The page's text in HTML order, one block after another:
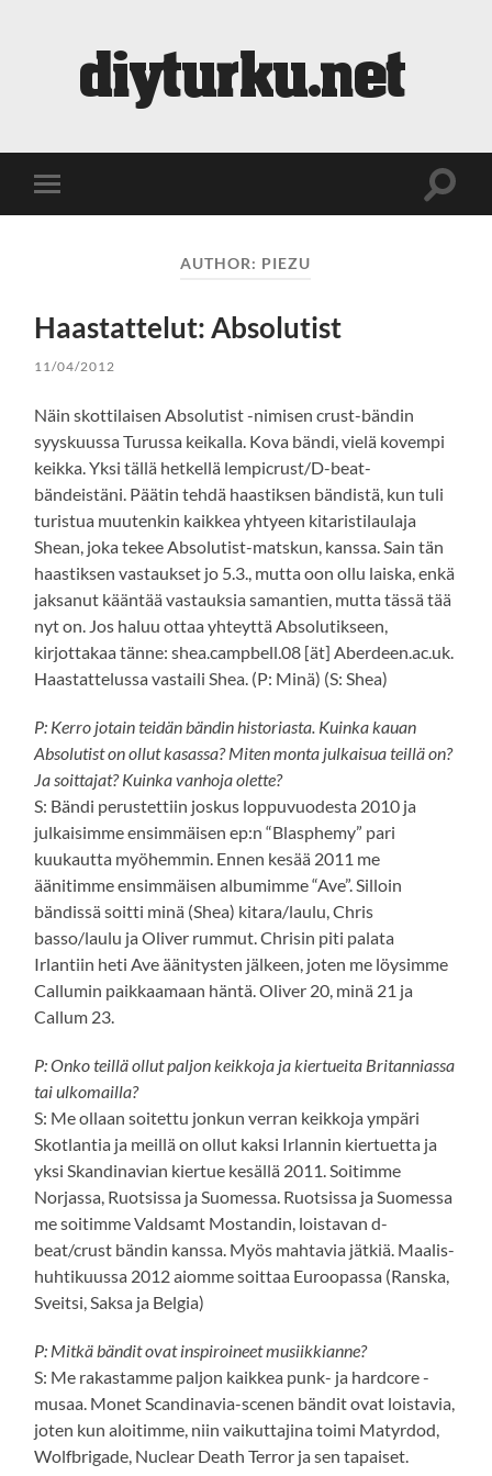
Toggle
mobile
Toggle
AUTHOR: PIEZU
Haastattelut: Absolutist
11/04/2012
Näin skottilaisen Absolutist -nimisen crust-bändin
syyskuussa Turussa keikalla. Kova bändi, vielä kovempi
keikka. Yksi tällä hetkellä lempicrust/D-beat-
bändeistäni. Päätin tehdä haastiksen bändistä, kun tuli
turistua muutenkin kaikkea yhtyeen kitaristilaulaja
Shean, joka tekee Absolutist-matskun, kanssa. Sain tän
haastiksen vastaukset jo 5.3., mutta oon ollu laiska, enkä
jaksanut kääntää vastauksia samantien, mutta tässä tää
nyt on. Jos haluu ottaa yhteyttä Absolutikseen,
kirjottakaa tänne: shea.campbell.08 [ät] Aberdeen.ac.uk.
Haastattelussa vastaili Shea. (P: Minä) (S: Shea)
P: Kerro jotain teidän bändin historiasta. Kuinka kauan
Absolutist on ollut kasassa? Miten monta julkaisua teillä on?
Ja soittajat? Kuinka vanhoja olette?
S: Bändi perustettiin joskus loppuvuodesta 2010 ja
julkaisimme ensimmäisen ep:n “Blasphemy” pari
kuukautta myöhemmin. Ennen kesää 2011 me
äänitimme ensimmäisen albumimme “Ave”. Silloin
bändissä soitti minä (Shea) kitara/laulu, Chris
basso/laulu ja Oliver rummut. Chrisin piti palata
Irlantiin heti Ave äänitysten jälkeen, joten me löysimme
Callumin paikkaamaan häntä. Oliver 20, minä 21 ja
Callum 23.
P: Onko teillä ollut paljon keikkoja ja kiertueita Britanniassa
tai ulkomailla?
S: Me ollaan soitettu jonkun verran keikkoja ympäri
Skotlantia ja meillä on ollut kaksi Irlannin kiertuetta ja
yksi Skandinavian kiertue kesällä 2011. Soitimme
Norjassa, Ruotsissa ja Suomessa. Ruotsissa ja Suomessa
me soitimme Valdsamt Mostandin, loistavan d-
beat/crust bändin kanssa. Myös mahtavia jätkiä. Maalis-
huhtikuussa 2012 aiomme soittaa Euroopassa (Ranska,
Sveitsi, Saksa ja Belgia)
P: Mitkä bändit ovat inspiroineet musiikkianne?
S: Me rakastamme paljon kaikkea punk- ja hardcore -
musaa. Monet Scandinavia-scenen bändit ovat loistavia,
joten kun aloitimme, niin vaikuttajina toimi Matyrdod,
Wolfbrigade, Nuclear Death Terror ja sen tapaiset.